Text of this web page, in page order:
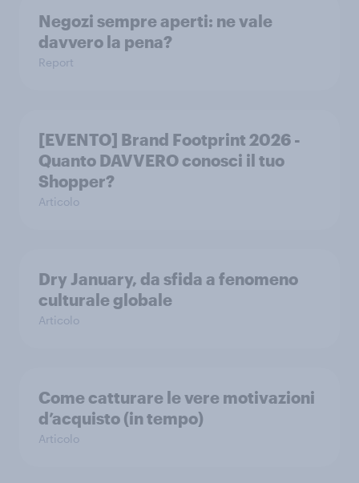
Negozi sempre aperti: ne vale
davvero la pena?
Report
[EVENTO] Brand Footprint 2026 -
Quanto DAVVERO conosci il tuo
Shopper?
Articolo
Dry January, da sfida a fenomeno
culturale globale
Articolo
Come catturare le vere motivazioni
d’acquisto (in tempo)
Articolo